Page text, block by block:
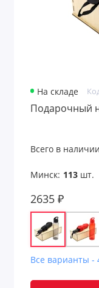
На складе
Подарочный
Всего в
Минск: 113шт.
2635 ₽
Все варианты -